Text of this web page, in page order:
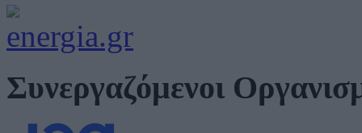
Συνεργαζόμενοι